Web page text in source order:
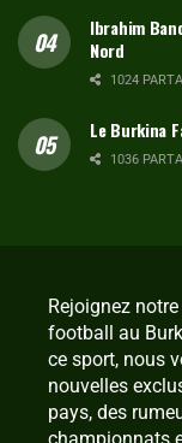
Ibrahim
Nord
1024
Le Burkina
1036
Rejoignez
football au
ce sport, nous
nouvelles
pays, des